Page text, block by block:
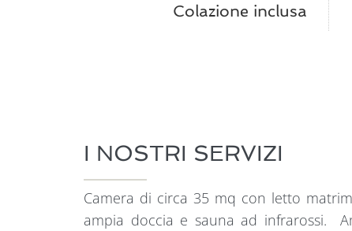
Colazione inclusa
I NOSTRI SERVIZI
Camera di circa 35 mq con letto
ampia doccia e sauna ad infrarossi.